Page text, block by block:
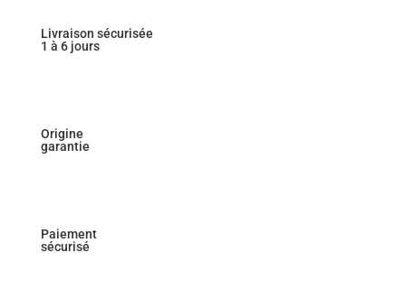
Livraison sécurisée
1 à 6 jours
Origine
garantie
Paiement
sécurisé